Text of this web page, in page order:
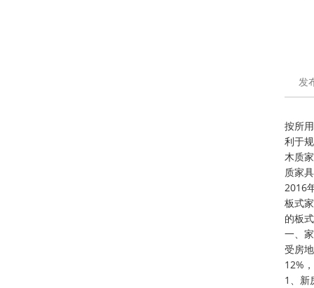
发
按所
利于
木质
质家
2016
板式
的板
一、
受房
12%
1、新